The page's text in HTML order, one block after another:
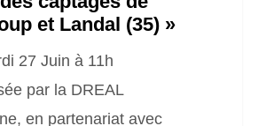
et Landal (35) »
27 Juin à 11h
par la DREAL
en partenariat avec